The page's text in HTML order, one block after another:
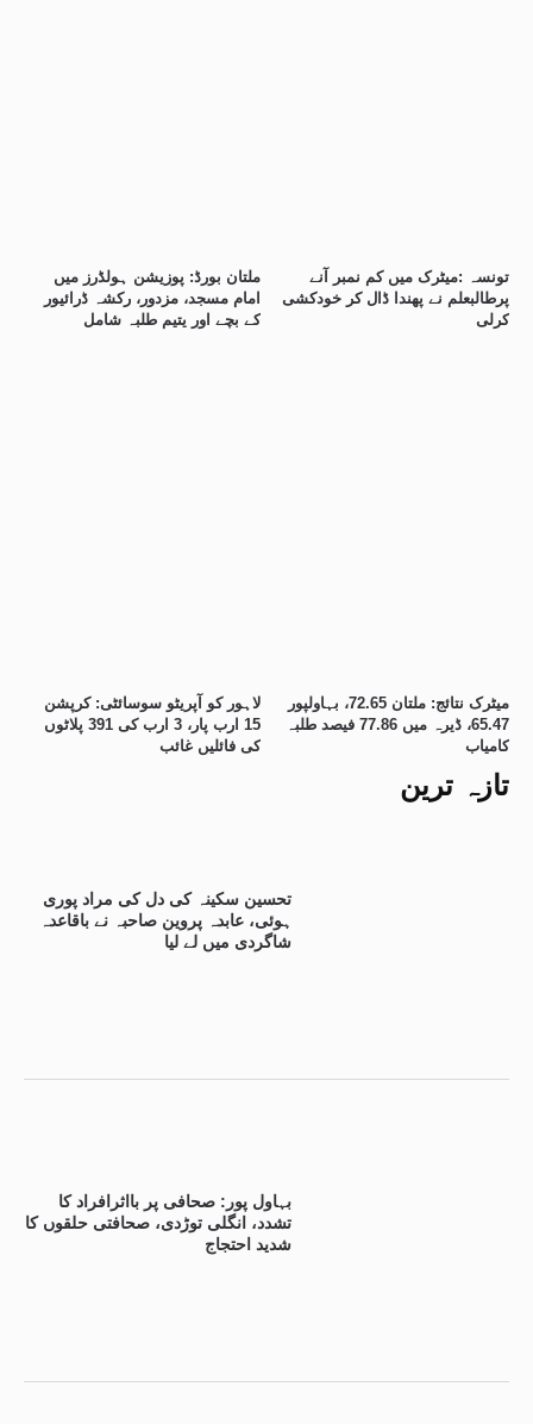
تازہ ترین
تحسین سکینہ کی دل کی مراد پوری
ہوئی، عابدہ پروین صاحبہ نے باقاعدہ
شاگردی میں لے لیا
بہاول پور: صحافی پر بااثرافراد کا
تشدد، انگلی توڑدی، صحافتی حلقوں کا
شدید احتجاج
ملتان بورڈ: پوزیشن ہولڈرز میں
امام مسجد، مزدور، رکشہ ڈرائیور
کے بچے اور یتیم طلبہ شامل
تونسہ :میٹرک میں کم نمبر آنے
پرطالبعلم نے پھندا ڈال کر خودکشی
کرلی
لاہور کو آپریٹو سوسائٹی: کرپشن
15 ارب پار، 3 ارب کی 391 پلاٹوں
کی فائلیں غائب
میٹرک نتائج: ملتان 72.65، بہاولپور
65.47، ڈیرہ میں 77.86 فیصد طلبہ
کامیاب